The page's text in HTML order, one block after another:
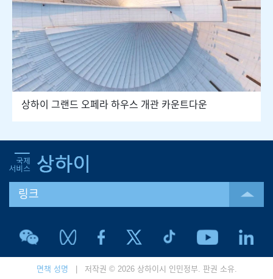
상하이 그랜드 오페라 하우스 개관 카운트다운
링크
면책 성명 | 저작권 © 2026 상하이시 인민정부. 판권 소유.